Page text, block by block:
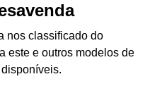
nos classificado do
este e outros modelos de